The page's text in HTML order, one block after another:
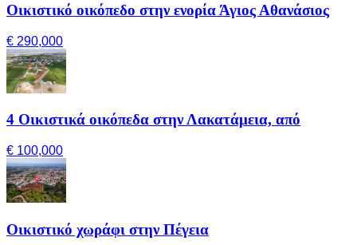
Οικιστικό οικόπεδο στην ενορία Άγιος Αθανάσιος
€ 290,000
4 Οικιστικά οικόπεδα στην Λακατάμεια, από
€ 100,000
Οικιστικό χωράφι στην Πέγεια